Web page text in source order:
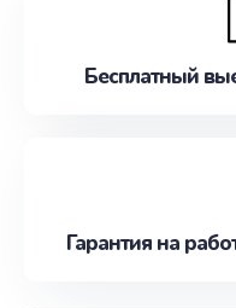
Бесплатный
Гарантия на